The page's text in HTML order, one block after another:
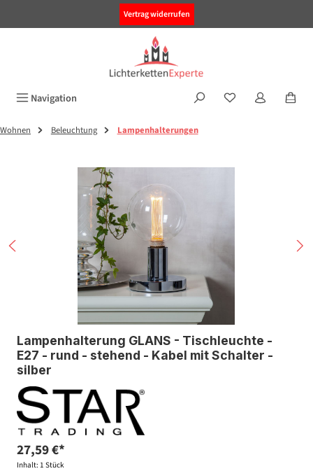
Vertrag widerrufen
Navigation
Wohnen Beleuchtung Lampenhalterungen
Bildergalerie überspringen
Lampenhalterung GLANS - Tischleuchte -
E27 - rund - stehend - Kabel mit Schalter -
silber
27,59 €*
Inhalt: 1 Stück